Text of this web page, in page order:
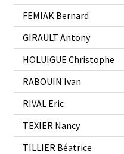
FEMIAK Bernard
GIRAULT Antony
HOLUIGUE Christophe
RABOUIN Ivan
RIVAL Eric
TEXIER Nancy
TILLIER Béatrice